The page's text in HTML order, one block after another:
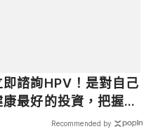
即諮詢HPV！是對自己
康最好的投資，把握現
不嫌晚！Recommended by